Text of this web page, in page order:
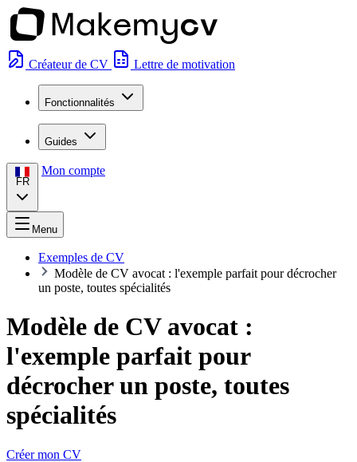
Créateur de CV Lettre de motivation
Fonctionnalités
Guides
FR
Mon compte
Menu
Exemples de CV
Modèle de CV avocat : l'exemple parfait pour décrocher
un poste, toutes spécialités
Modèle de CV avocat :
l'exemple parfait pour
décrocher un poste, toutes
spécialités
Créer mon CV